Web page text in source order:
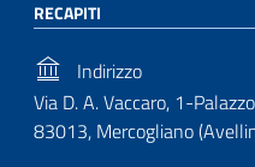
RECAPITI
Indirizzo
Via D. A. Vaccaro, 1-
83013, Mercogliano